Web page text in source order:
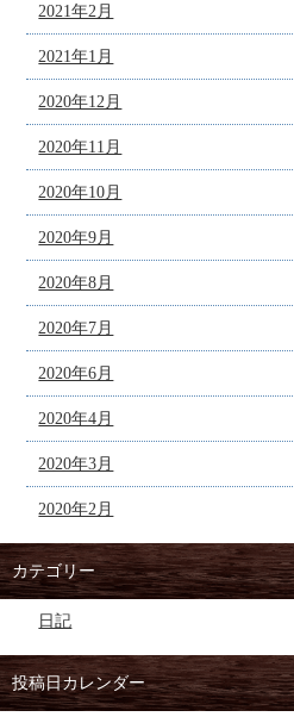
2021年2月
2021年1月
2020年12月
2020年11月
2020年10月
2020年9月
2020年8月
2020年7月
2020年6月
2020年4月
2020年3月
2020年2月
カテゴリー
日記
投稿日カレンダー